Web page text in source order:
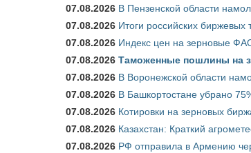
07.08.2026 В Пензенской области
07.08.2026 Итоги российских биржевых
07.08.2026 Индекс цен на зерновые
07.08.2026 Таможенные пошлины на
07.08.2026 В Воронежской области
07.08.2026 В Башкортостане убрано
07.08.2026 Котировки на зерновых
07.08.2026 Казахстан: Краткий
07.08.2026 РФ отправила в Армению